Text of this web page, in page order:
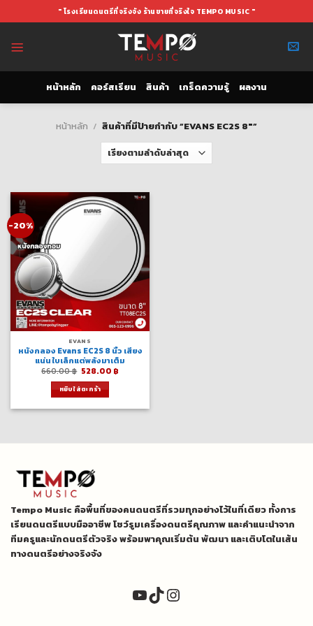
to
" โรงเรียนดนตรีที่จริงจัง ร้านขายที่จริงใจ TEMPO MUSIC "
หน้าหลัก คอร์สเรียน สินค้า เกร็ดความรู้ ผลงาน
หน้าหลัก / สินค้าที่มีป้ายกำกับ “EVANS EC2S 8"”
-20%
EVANS
หนังกลอง Evans EC2S 8 นิ้ว เสียง
แน่น ใบเล็กแต่พลังมาเต็ม
660.00฿ Original
was:
660.00 ฿.
528.00 ฿Current
หยิบใส่ตะกร้า
Tempo Music คือพื้นที่ของคนดนตรีที่รวมทุกอย่างไว้ในที่เดียว ทั้งการ
เรียนดนตรีแบบมืออาชีพ โชว์รูมเครื่องดนตรีคุณภาพ และคำแนะนำจาก
ทีมครูและนักดนตรีตัวจริง พร้อมพาคุณเริ่มต้น พัฒนา และเติบโตในเส้น
ทางดนตรีอย่างจริงจัง
YouTube
TikTok
Instagram